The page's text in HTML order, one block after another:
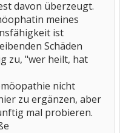
davon überzeugt.
meines
ist
Schäden
zu, "wer heilt, hat
nicht
zu ergänzen, aber
mal probieren.